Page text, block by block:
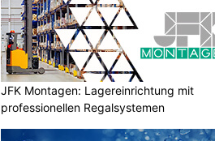
JFK Montagen: Lagereinrichtung mit
professionellen Regalsystemen